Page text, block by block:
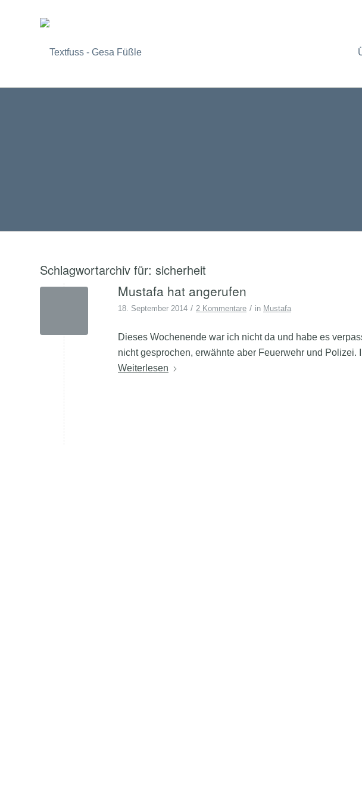
Schlagwortarchiv für: sicherheit
Mustafa hat angerufen
18. September 2014 / 2 Kommentare / in Mustafa
Dieses Wochenende war ich nicht da und habe es
nicht gesprochen, erwähnte aber Feuerwehr und Polizei.
Weiterlesen